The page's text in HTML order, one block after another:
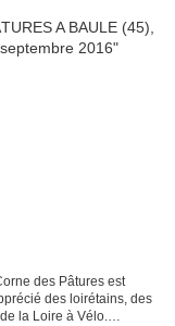
des Pâtures est
des loirétains, des
la Loire à Vélo.